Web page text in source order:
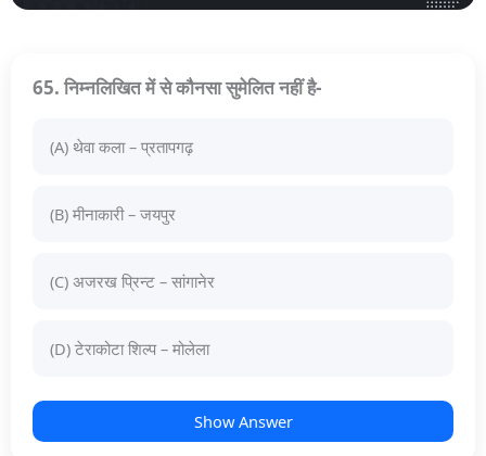
65. निम्नलिखित में से कौनसा सुमेलित नहीं है-
(A) थेवा कला – प्रतापगढ़
(B) मीनाकारी – जयपुर
(C) अजरख प्रिन्ट – सांगानेर
(D) टेराकोटा शिल्प – मोलेला
Show Answer